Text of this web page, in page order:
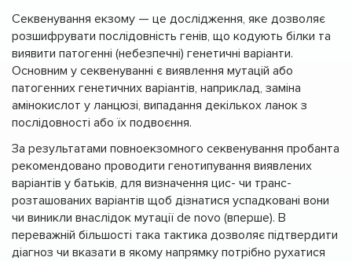
Секвенування екзому — це дослідження, яке дозволяє
розшифрувати послідовність генів, що кодують білки та
виявити патогенні (небезпечні) генетичні варіанти.
Основним у секвенуванні є виявлення мутацій або
патогенних генетичних варіантів, наприклад, заміна
амінокислот у ланцюзі, випадання декількох ланок з
послідовності або їх подвоєння.
За результатами повноекзомного секвенування пробанта
рекомендовано проводити генотипування виявлених
варіантів у батьків, для визначення цис- чи транс-
розташованих варіантів щоб дізнатися успадковані вони
чи виникли внаслідок мутації de novo (вперше). В
переважній більшості така тактика дозволяє підтвердити
діагноз чи вказати в якому напрямку потрібно рухатися